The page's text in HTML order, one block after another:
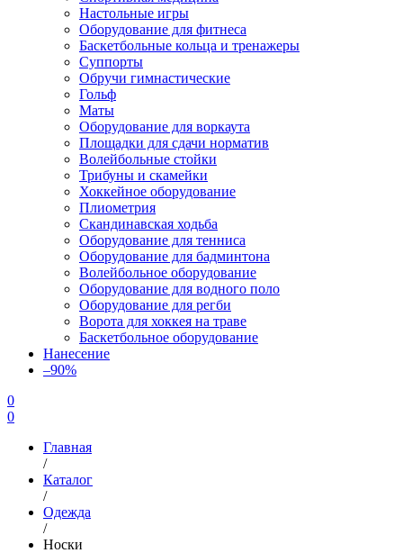
Настольные игры
Оборудование для фитнеса
Баскетбольные кольца и тренажеры
Суппорты
Обручи гимнастические
Гольф
Маты
Оборудование для воркаута
Площадки для сдачи норматив
Волейбольные стойки
Трибуны и скамейки
Хоккейное оборудование
Плиометрия
Скандинавская ходьба
Оборудование для тенниса
Оборудование для бадминтона
Волейбольное оборудование
Оборудование для водного поло
Оборудование для регби
Ворота для хоккея на траве
Баскетбольное оборудование
Нанесение
–90%
0
0
Главная
/
Каталог
/
Одежда
/
Носки